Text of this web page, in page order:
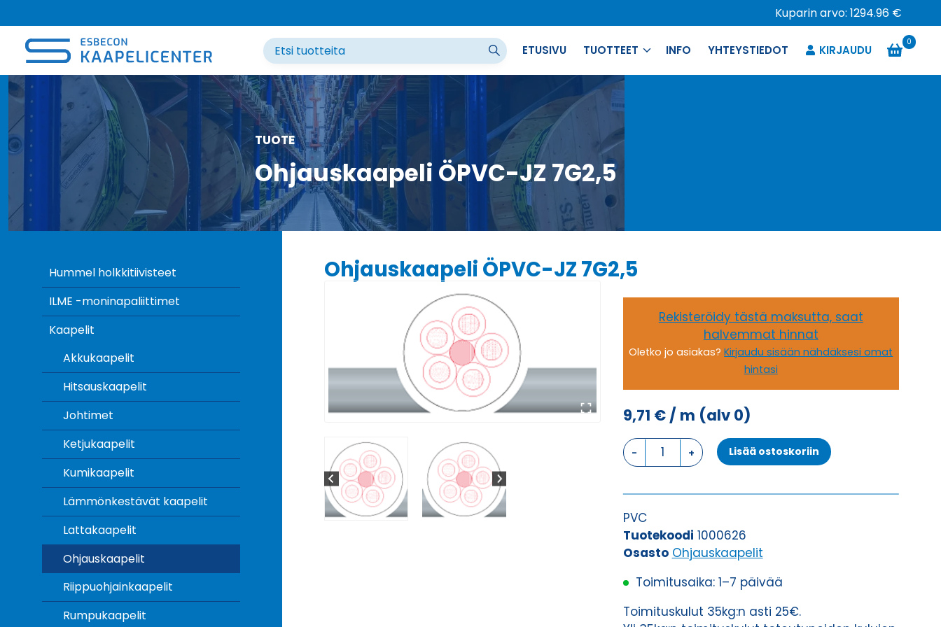
sisältöön
Kuparin arvo: 1294.96 €
ETUSIVU TUOTTEET INFO YHTEYSTIEDOT KIRJAUDU
0
TUOTE
Ohjauskaapeli ÖPVC-JZ 7G2,5
Hummel holkkitiivisteet
ILME -moninapaliittimet
Kaapelit
Akkukaapelit
Hitsauskaapelit
Johtimet
Ketjukaapelit
Kumikaapelit
Lämmönkestävät kaapelit
Lattakaapelit
Ohjauskaapelit
Riippuohjainkaapelit
Rumpukaapelit
Ohjauskaapeli ÖPVC-JZ 7G2,5
Rekisteröidy tästä maksutta, saat
halvemmat hinnat
Oletko jo asiakas?Kirjaudu sisään nähdäksesi omat
hintasi
9,71 €/ m (alv 0)
Ohjauskaapeli
ÖPVC-
7G2,5
Lisää ostoskoriin
PVC
Tuotekoodi 1000626
Osasto Ohjauskaapelit
Toimitusaika: 1–7 päivää
Toimituskulut 35kg:n asti 25€.